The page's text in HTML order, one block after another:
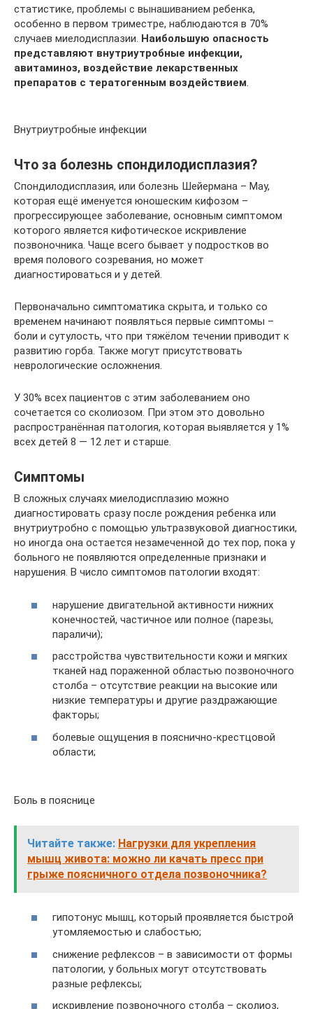
статистике, проблемы с вынашиванием ребенка,
особенно в первом триместре, наблюдаются в 70%
случаев миелодисплазии. Наибольшую опасность
представляют внутриутробные инфекции,
авитаминоз, воздействие лекарственных
препаратов с тератогенным воздействием.
Внутриутробные инфекции
Что за болезнь спондилодисплазия?
Спондилодисплазия, или болезнь Шейермана – Мау,
которая ещё именуется юношеским кифозом –
прогрессирующее заболевание, основным симптомом
которого является кифотическое искривление
позвоночника. Чаще всего бывает у подростков во
время полового созревания, но может
диагностироваться и у детей.
Первоначально симптоматика скрыта, и только со
временем начинают появляться первые симптомы –
боли и сутулость, что при тяжёлом течении приводит к
развитию горба. Также могут присутствовать
неврологические осложнения.
У 30% всех пациентов с этим заболеванием оно
сочетается со сколиозом. При этом это довольно
распространённая патология, которая выявляется у 1%
всех детей 8 — 12 лет и старше.
Симптомы
В сложных случаях миелодисплазию можно
диагностировать сразу после рождения ребенка или
внутриутробно с помощью ультразвуковой диагностики,
но иногда она остается незамеченной до тех пор, пока у
больного не появляются определенные признаки и
нарушения. В число симптомов патологии входят:
нарушение двигательной активности нижних
конечностей, частичное или полное (парезы,
параличи);
расстройства чувствительности кожи и мягких
тканей над пораженной областью позвоночного
столба – отсутствие реакции на высокие или
низкие температуры и другие раздражающие
факторы;
болевые ощущения в пояснично-крестцовой
области;
Боль в пояснице
Читайте также: Нагрузки для укрепления
мышц живота: можно ли качать пресс при
грыже поясничного отдела позвоночника?
гипотонус мышц, который проявляется быстрой
утомляемостью и слабостью;
снижение рефлексов – в зависимости от формы
патологии, у больных могут отсутствовать
разные рефлексы;
искривление позвоночного столба – сколиоз,